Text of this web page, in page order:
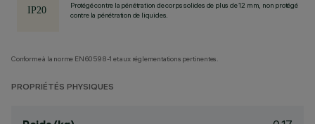
Protégé contre la pénétration de corps solides de plus de 12 mm, non protégé
contre la pénétration de liquides.
Conforme à la norme EN60598-1 et aux réglementations pertinentes.
PROPRIÉTÉS PHYSIQUES